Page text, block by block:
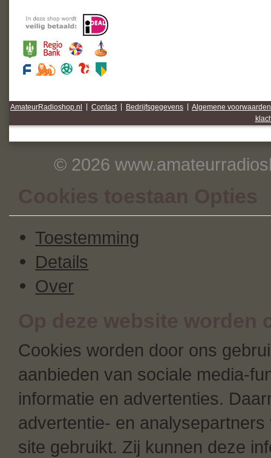
AmateurRadioshop.nl Contact Bedrijfsgegevens
Algemene voorwaarden
© 2026
Cookies toestaan Opties
Toestemming
Details
Over
Op deze website worden
Cookies worden door ons
aanbieden van sociale media-
informatie en advertenties.
advertentie- en
site gebruikt. Zij kunnen deze